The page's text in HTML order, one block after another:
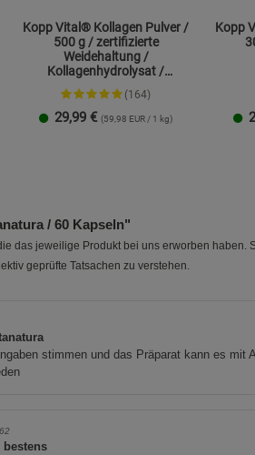
Kopp Vital® Kollagen Pulver /
500 g / zertifizierte
Weidehaltung /
Kollagenhydrolysat /
Kollagenpeptid / 91% Eiweiß
(164)
29,99 € (59,98 EUR / 1 kg)
Kopp
/ 60 Kapseln"
das jeweilige Produkt bei uns erworben haben.
geprüfte Tatsachen zu verstehen.
stimmen und das Präparat kann es mit
bestens